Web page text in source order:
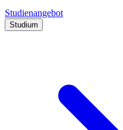
Studienangebot
Studium